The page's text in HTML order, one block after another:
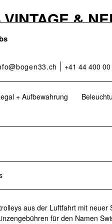
+41 44 400 00
+ Aufbewahrung
aus der Luftfahrt mit neuer
für den Namen
&
unserer
ihr das Beste aus
bei uns im
10:00–17:00 Uhr
H100 –
20 Jahren auf Vintage-